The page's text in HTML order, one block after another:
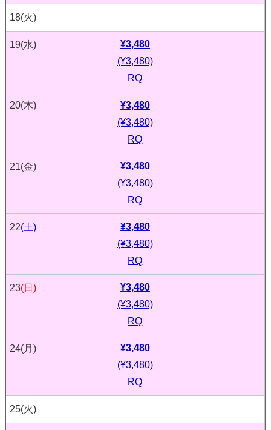
18(火)
19(水)
¥3,480
(¥3,480)
RQ
20(木)
¥3,480
(¥3,480)
RQ
21(金)
¥3,480
(¥3,480)
RQ
22(土)
¥3,480
(¥3,480)
RQ
23(日)
¥3,480
(¥3,480)
RQ
24(月)
¥3,480
(¥3,480)
RQ
25(火)